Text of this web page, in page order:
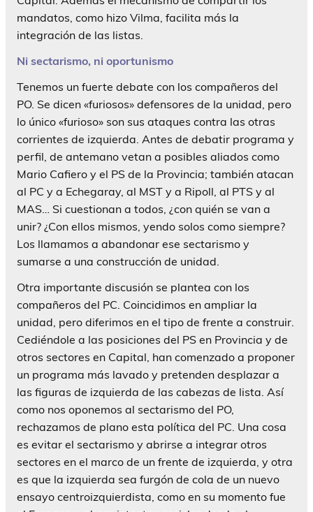
mandatos, como hizo Vilma, facilita más la
integración de las listas.
Ni sectarismo, ni oportunismo
Tenemos un fuerte debate con los compañeros del
PO. Se dicen «furiosos» defensores de la unidad, pero
lo único «furioso» son sus ataques contra las otras
corrientes de izquierda. Antes de debatir programa y
perfil, de antemano vetan a posibles aliados como
Mario Cafiero y el PS de la Provincia; también atacan
al PC y a Echegaray, al MST y a Ripoll, al PTS y al
MAS… Si cuestionan a todos, ¿con quién se van a
unir? ¿Con ellos mismos, yendo solos como siempre?
Los llamamos a abandonar ese sectarismo y
sumarse a una construcción de unidad.
Otra importante discusión se plantea con los
compañeros del PC. Coincidimos en ampliar la
unidad, pero diferimos en el tipo de frente a construir.
Cediéndole a las posiciones del PS en Provincia y de
otros sectores en Capital, han comenzado a proponer
un programa más lavado y pretenden desplazar a
las figuras de izquierda de las cabezas de lista. Así
como nos oponemos al sectarismo del PO,
rechazamos de plano esta política del PC. Una cosa
es evitar el sectarismo y abrirse a integrar otros
sectores en el marco de un frente de izquierda, y otra
es que la izquierda sea furgón de cola de un nuevo
ensayo centroizquierdista, como en su momento fue